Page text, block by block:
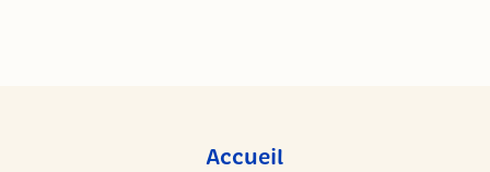
Accueil